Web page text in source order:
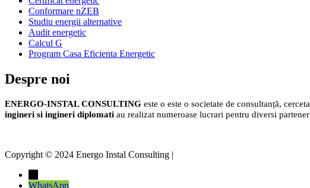
Conformare nZEB
Studiu energii alternative
Audit energetic
Calcul G
Program Casa Eficienta Energetic
Despre noi
ENERGO-INSTAL CONSULTING este o este o societate de consultanță,
ingineri si ingineri diplomati au realizat numeroase lucrari pentru diversi
Copyright © 2024 Energo Instal Consulting |
WhatsApp